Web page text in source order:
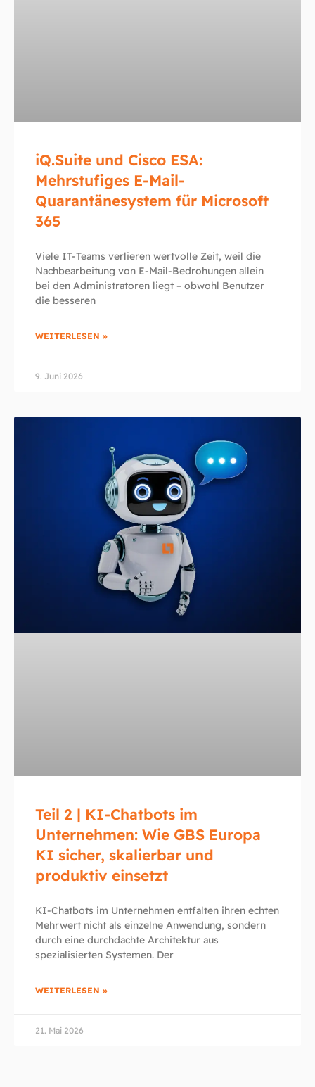
iQ.Suite und Cisco ESA:
Mehrstufiges E-Mail-
Quarantänesystem für Microsoft
365
Viele IT-Teams verlieren wertvolle Zeit, weil die
Nachbearbeitung von E-Mail-Bedrohungen allein
bei den Administratoren liegt – obwohl Benutzer
die besseren
WEITERLESEN »
9. Juni 2026
Teil 2 | KI-Chatbots im
Unternehmen: Wie GBS Europa
KI sicher, skalierbar und
produktiv einsetzt
KI-Chatbots im Unternehmen entfalten ihren echten
Mehrwert nicht als einzelne Anwendung, sondern
durch eine durchdachte Architektur aus
spezialisierten Systemen. Der
WEITERLESEN »
21. Mai 2026